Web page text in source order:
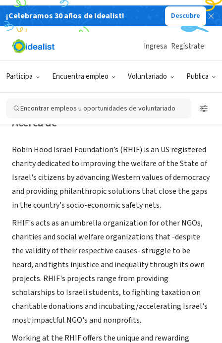
¡Celebramos 30 años de Idealist! Descubre
Participa Encuentra empleo Voluntariado Publica
Ingresa Regístrate
Encontrar empleos u oportunidades de voluntariado
ORGANIZACIÓN SIN FIN DE LUCRO
Robin Hood Israel Foundation
Acerca de
Robin Hood Israel Foundation’s (RHIF) is an US registered
charity dedicated to improving the welfare of the State of
Israel's citizens by advancing Western values of democracy
and providing philanthropic solutions that close the gaps
in the country's socio-economic safety nets.
RHIF's acts as an umbrella organization for other NGOs,
charities and social welfare organizations that -despite
the validity of their respective causes- struggle to be
heard, and fights injustice and inequality through its own
projects. RHIF's projects range from providing
scholarships to Israeli students, to fighting taxation on
charitable donations and incubating/accelerating Israel's
most impactful NGO's and nonprofits.
Working at the RHIF offers the unique and rewarding